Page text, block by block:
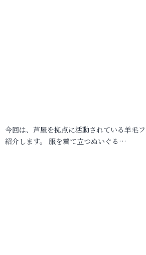
今回は、芦屋を拠点に活動されている羊毛
紹介します。 服を着て立つぬいぐる…